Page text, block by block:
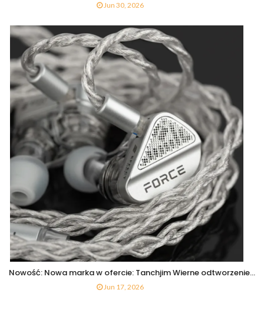
Jun 30, 2026
Nowość: Nowa marka w ofercie: Tanchjim Wierne odtworzenie...
Jun 17, 2026